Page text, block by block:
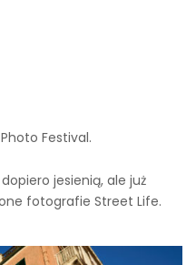
Festival.
jesienią, ale już
fotografie Street Life.